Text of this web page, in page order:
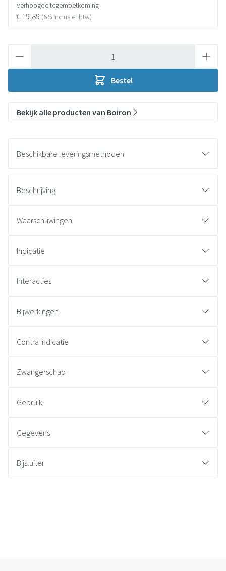
Verhoogde tegemoetkoming
€ 19,89 (6% inclusief btw)
Bestel
Bekijk alle producten van Boiron
Beschikbare leveringsmethoden
Beschrijving
Waarschuwingen
Indicatie
Interacties
Bijwerkingen
Contra indicatie
Zwangerschap
Gebruik
Gegevens
Bijsluiter